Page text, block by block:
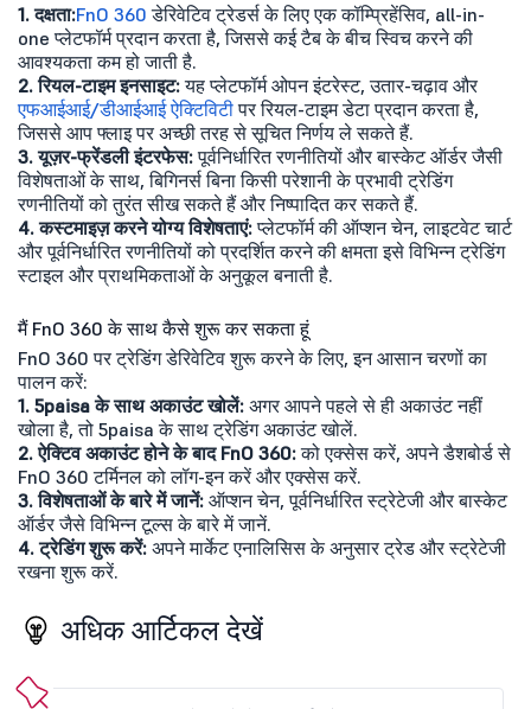
1. दक्षता:FnO 360 डेरिवेटिव ट्रेडर्स के लिए एक कॉम्प्रिहेंसिव, all-in-
one प्लेटफॉर्म प्रदान करता है, जिससे कई टैब के बीच स्विच करने की
आवश्यकता कम हो जाती है.
2. रियल-टाइम इनसाइट:यह प्लेटफॉर्म ओपन इंटरेस्ट, उतार-चढ़ाव और
एफआईआई/डीआईआई ऐक्टिविटीपर रियल-टाइम डेटा प्रदान करता है,
जिससे आप फ्लाइ पर अच्छी तरह से सूचित निर्णय ले सकते हैं.
3. यूज़र-फ्रेंडली इंटरफेस:पूर्वनिर्धारित रणनीतियों और बास्केट ऑर्डर जैसी
विशेषताओं के साथ, बिगिनर्स बिना किसी परेशानी के प्रभावी ट्रेडिंग
रणनीतियों को तुरंत सीख सकते हैं और निष्पादित कर सकते हैं.
4. कस्टमाइज़ करने योग्य विशेषताएं:प्लेटफॉर्म की ऑप्शन चेन, लाइटवेट चार्ट
और पूर्वनिर्धारित रणनीतियों को प्रदर्शित करने की क्षमता इसे विभिन्न ट्रेडिंग
स्टाइल और प्राथमिकताओं के अनुकूल बनाती है.
मैं FnO 360 के साथ कैसे शुरू कर सकता हूं
FnO 360 पर ट्रेडिंग डेरिवेटिव शुरू करने के लिए, इन आसान चरणों का
पालन करें:
1. 5paisa के साथ अकाउंट खोलें: अगर आपने पहले से ही अकाउंट नहीं
खोला है, तो 5paisa के साथ ट्रेडिंग अकाउंट खोलें.
2. ऐक्टिव अकाउंट होने के बाद FnO 360:को एक्सेस करें, अपने डैशबोर्ड से
FnO 360 टर्मिनल को लॉग-इन करें और एक्सेस करें.
3. विशेषताओं के बारे में जानें: ऑप्शन चेन, पूर्वनिर्धारित स्ट्रेटेजी और बास्केट
ऑर्डर जैसे विभिन्न टूल्स के बारे में जानें.
4. ट्रेडिंग शुरू करें: अपने मार्केट एनालिसिस के अनुसार ट्रेड और स्ट्रेटेजी
रखना शुरू करें.
अधिक आर्टिकल देखें